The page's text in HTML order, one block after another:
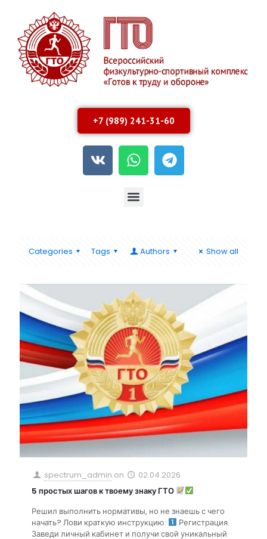
+7 (989) 241-31-60
Categories Tags Authors Show all
spectrum_admin on
02.04.2026
5 простых шагов к твоему знаку ГТО
Решил выполнить нормативы, но не знаешь с чего
начать? Лови краткую инструкцию:
Регистрация.
Заведи личный кабинет и получи свой уникальный